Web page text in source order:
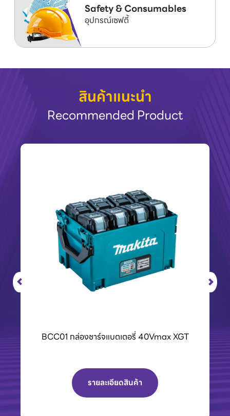
Safety & Consumables
อุปกรณ์เซฟตี้
สินค้าแนะนำ
Recommended Product
BCC01 กล่องชาร์จแบตเตอรี่ 40Vmax XGT
รายละเอียดสินค้า